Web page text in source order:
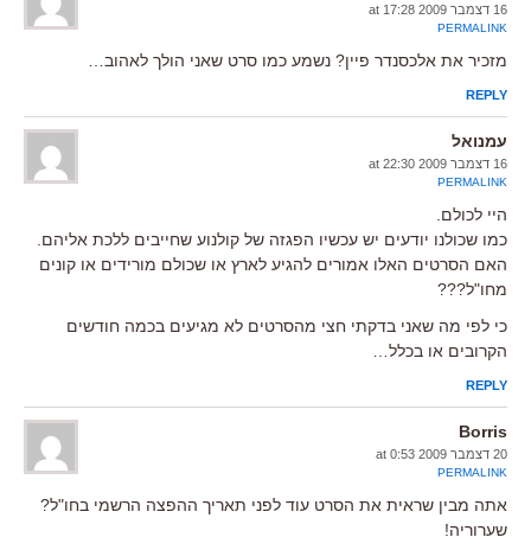
16 דצמבר 2009 at 17:28
PERMALINK
מזכיר את אלכסנדר פיין? נשמע כמו סרט שאני הולך לאהוב…
REPLY
עמנואל
16 דצמבר 2009 at 22:30
PERMALINK
היי לכולם.
כמו שכולנו יודעים יש עכשיו הפגזה של קולנוע שחייבים ללכת אליהם.
האם הסרטים האלו אמורים להגיע לארץ או שכולם מורידים או קונים
מחו"ל???
כי לפי מה שאני בדקתי חצי מהסרטים לא מגיעים בכמה חודשים
הקרובים או בכלל…
REPLY
Borris
20 דצמבר 2009 at 0:53
PERMALINK
אתה מבין שראית את הסרט עוד לפני תאריך ההפצה הרשמי בחו"ל?
שערוריה!